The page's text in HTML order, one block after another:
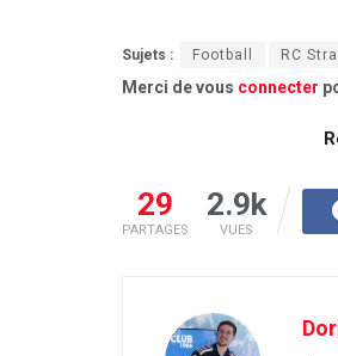
Sujets : Football RC
Merci de vous connecter
29
PARTAGES
2.9k
VUES